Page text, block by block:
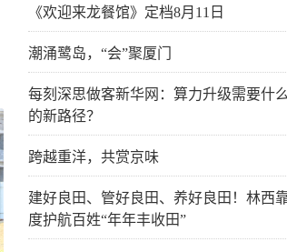
《欢迎来龙餐馆》定档8月11日
潮涌鹭岛，“会”聚厦门
每刻深思做客新华网：算力升级需要什
的新路径？
跨越重洋，共赏京味
建好良田、管好良田、养好良田！林西
度护航百姓“年年丰收田”